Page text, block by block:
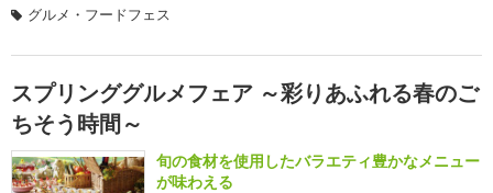
グルメ・フードフェス
スプリンググルメフェア ～彩りあふれる春のご
ちそう時間～
旬の食材を使用したバラエティ豊かなメニュー
が味わえる